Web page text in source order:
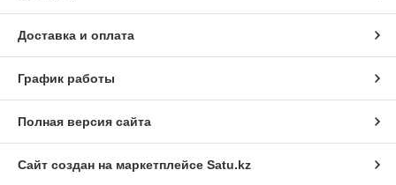
Доставка и оплата
График работы
Полная версия сайта
Сайт создан на маркетплейсе Satu.kz